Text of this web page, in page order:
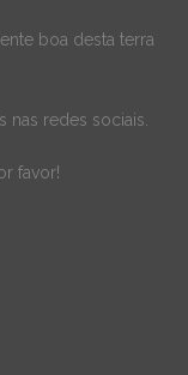
boa desta terra
redes sociais.
favor!